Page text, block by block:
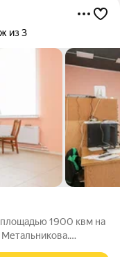
из 3
1900 квм на
Метальникова.